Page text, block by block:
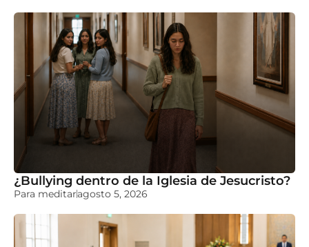
¿Bullying dentro de la Iglesia de Jesucristo?
Para meditaragosto 5, 2026